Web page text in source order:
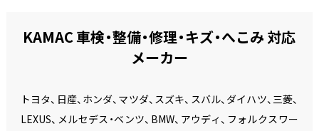
KAMAC 車検・整備・修理・キズ・へこみ 対応
メーカー
トヨタ、日産、ホンダ、マツダ、スズキ、スバル、ダイハツ、三菱、
LEXUS、メルセデス・ベンツ、BMW、アウディ、フォルクスワー